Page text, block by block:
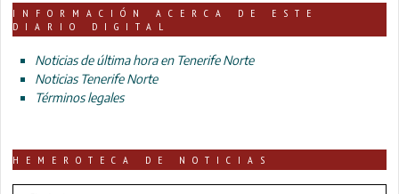
INFORMACIÓN ACERCA DE ESTE
DIARIO DIGITAL
Noticias de última hora en Tenerife Norte
Noticias Tenerife Norte
Términos legales
HEMEROTECA DE NOTICIAS